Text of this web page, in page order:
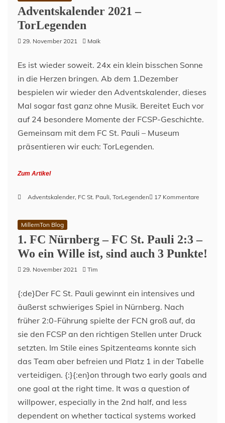
Adventskalender 2021 –
TorLegenden
29. November 2021 Maik
Es ist wieder soweit. 24x ein klein bisschen Sonne
in die Herzen bringen. Ab dem 1.Dezember
bespielen wir wieder den Adventskalender, dieses
Mal sogar fast ganz ohne Musik. Bereitet Euch vor
auf 24 besondere Momente der FCSP-Geschichte.
Gemeinsam mit dem FC St. Pauli – Museum
präsentieren wir euch: TorLegenden.
Zum Artikel
Adventskalender, FC St. Pauli, TorLegenden 17 Kommentare
MillernTon Blog
1. FC Nürnberg – FC St. Pauli 2:3 –
Wo ein Wille ist, sind auch 3 Punkte!
29. November 2021 Tim
{:de}Der FC St. Pauli gewinnt ein intensives und
äußerst schwieriges Spiel in Nürnberg. Nach
früher 2:0-Führung spielte der FCN groß auf, da
sie den FCSP an den richtigen Stellen unter Druck
setzten. Im Stile eines Spitzenteams konnte sich
das Team aber befreien und Platz 1 in der Tabelle
verteidigen. {:}{:en}on through two early goals and
one goal at the right time. It was a question of
willpower, especially in the 2nd half, and less
dependent on whether tactical systems worked